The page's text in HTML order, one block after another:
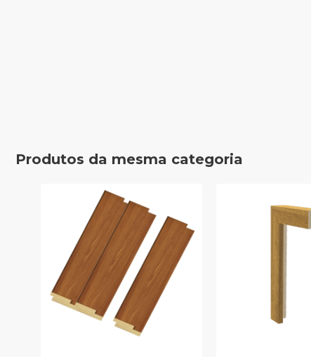
Produtos da mesma categoria